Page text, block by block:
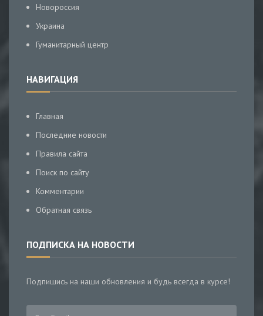
Новороссия
Украина
Гуманитарный центр
НАВИГАЦИЯ
Главная
Последние новости
Правила сайта
Поиск по сайту
Комментарии
Обратная связь
ПОДПИСКА НА НОВОСТИ
Подпишись на наши обновления и будь всегда в курсе!